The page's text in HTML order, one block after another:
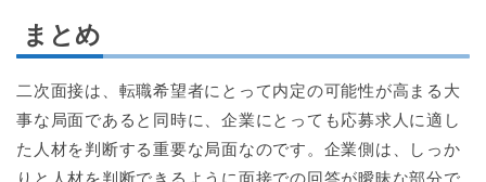
まとめ
二次面接は、転職希望者にとって内定の可能性が高まる大
事な局面であると同時に、企業にとっても応募求人に適し
た人材を判断する重要な局面なのです。企業側は、しっか
りと人材を判断できるように面接での回答が曖昧な部分で